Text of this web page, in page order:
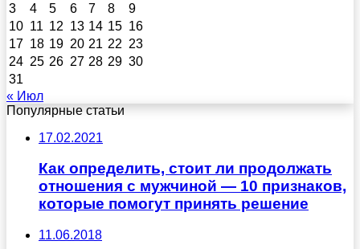
3
4 5 6 7 8
9
10 11 12 13 14 15 16
17 18 19 20 21 22 23
24 25 26 27 28 29 30
31
« Июл
Популярные статьи
17.02.2021
Как определить, стоит ли продолжать
отношения с мужчиной — 10 признаков,
которые помогут принять решение
11.06.2018